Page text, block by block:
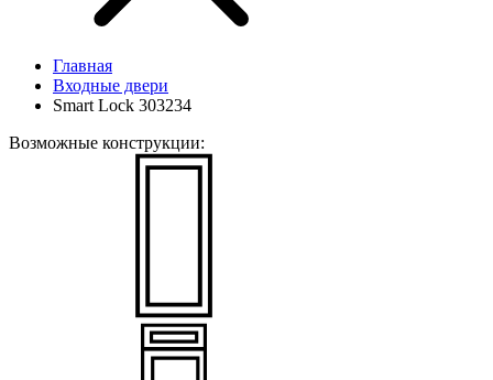
Главная
Входные двери
Smart Lock 303234
Возможные конструкции: